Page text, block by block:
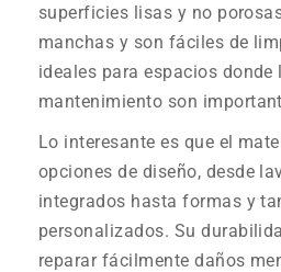
superficies lisas y no
manchas y son fáciles de
ideales para espacios
mantenimiento son
Lo interesante es que el
opciones de diseño, desde
integrados hasta formas y
personalizados. Su
reparar fácilmente daños